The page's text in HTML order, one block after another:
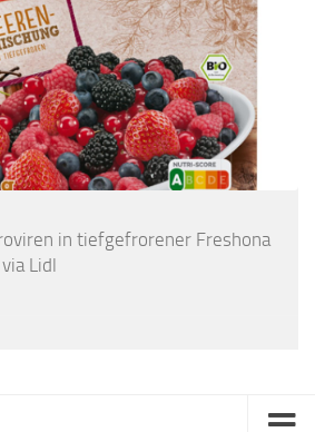
in tiefgefrorener Freshona
Lidl